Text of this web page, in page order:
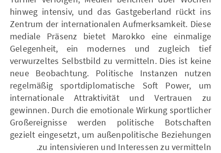
hinweg intensiv, und das Gastgeberland rückt ins
Zentrum der internationalen Aufmerksamkeit. Diese
mediale Präsenz bietet Marokko eine einmalige
Gelegenheit, ein modernes und zugleich tief
verwurzeltes Selbstbild zu vermitteln. Dies ist keine
neue Beobachtung. Politische Instanzen nutzen
regelmäßig sportdiplomatische Soft Power, um
internationale Attraktivität und Vertrauen zu
gewinnen. Durch die emotionale Wirkung sportlicher
Großereignisse werden politische Botschaften
gezielt eingesetzt, um außenpolitische Beziehungen
zu intensivieren und Interessen zu vermitteln.